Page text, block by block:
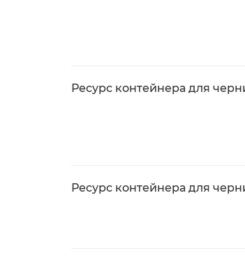
Ресурс контейнера для
Ресурс контейнера для